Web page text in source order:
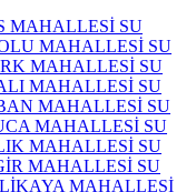
MAHALLESİ SU
MAHALLESİ SU
MAHALLESİ SU
MAHALLESİ SU
MAHALLESİ SU
MAHALLESİ SU
MAHALLESİ SU
MAHALLESİ SU
MAHALLESİ